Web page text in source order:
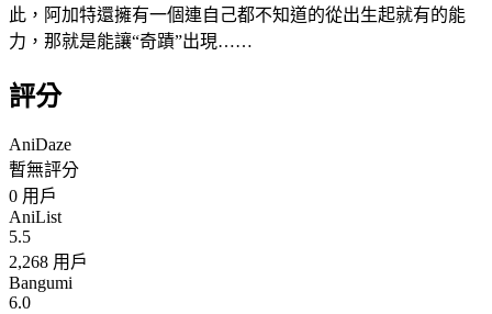
此，阿加特還擁有一個連自己都不知道的從出生起就有的能
力，那就是能讓“奇蹟”出現……
評分
AniDaze
暫無評分
0 用戶
AniList
5.5
2,268 用戶
Bangumi
6.0